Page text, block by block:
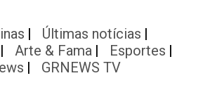
Últimas notícias
Arte & Fama
Esportes
GRNEWS TV